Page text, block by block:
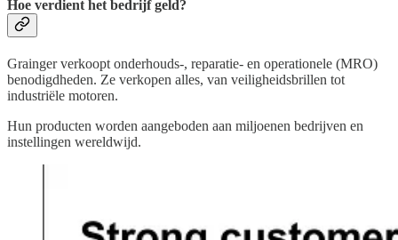
Hoe verdient het bedrijf geld?
Grainger verkoopt onderhouds-, reparatie- en operationele (MRO)
benodigdheden. Ze verkopen alles, van veiligheidsbrillen tot
industriële motoren.
Hun producten worden aangeboden aan miljoenen bedrijven en
instellingen wereldwijd.